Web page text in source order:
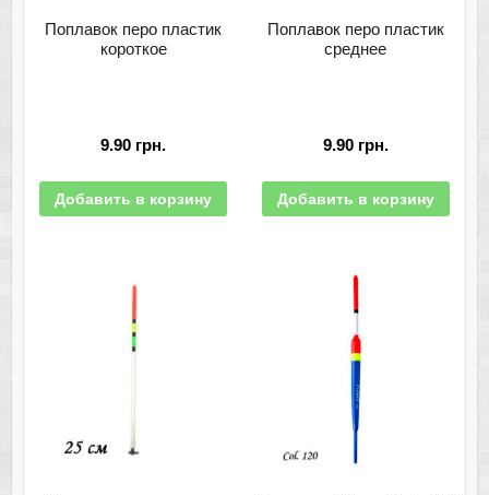
Поплавок перо пластик
короткое
9.90 грн.
Добавить в корзину
Поплавок перо пластик
среднее
9.90 грн.
Добавить в корзину